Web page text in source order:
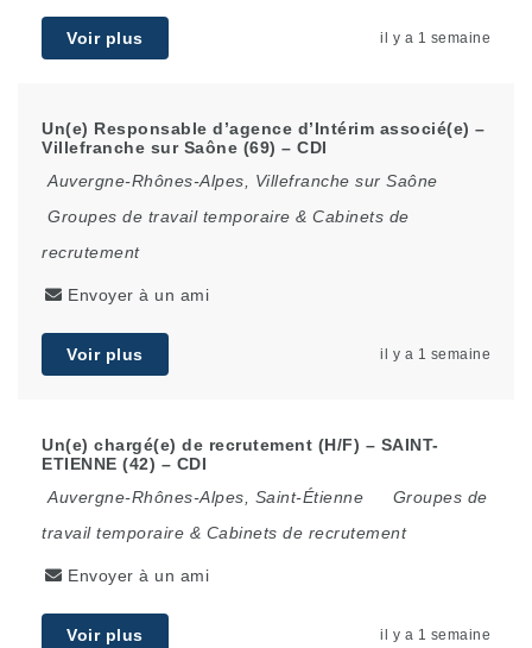
Voir plus il y a 1 semaine
Un(e) Responsable d’agence d’Intérim associé(e) –
Villefranche sur Saône (69) – CDI
Auvergne-Rhônes-Alpes
Villefranche sur Saône
Groupes de travail temporaire & Cabinets de
recrutement
Envoyer à un ami
Voir plus il y a 1 semaine
Un(e) chargé(e) de recrutement (H/F) – SAINT-
ETIENNE (42) – CDI
Auvergne-Rhônes-Alpes
Saint-Étienne
Groupes de
travail temporaire & Cabinets de recrutement
Envoyer à un ami
Voir plus il y a 1 semaine